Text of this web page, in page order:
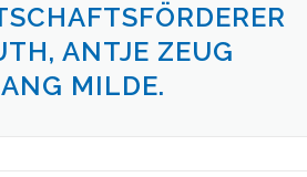
ANTJE ZEUG
MILDE.